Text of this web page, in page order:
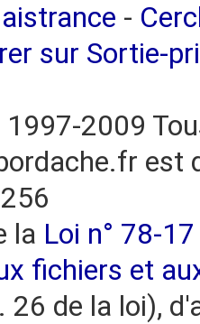
-
sur Sortie-
2009
est
la Loi n° 78-
fichiers et
de la loi),